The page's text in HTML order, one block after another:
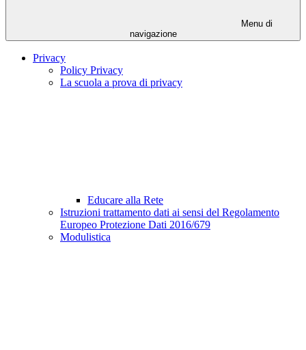
Menu di
navigazione
Privacy
Policy Privacy
La scuola a prova di privacy
Educare alla Rete
Istruzioni trattamento dati ai sensi del Regolamento
Europeo Protezione Dati 2016/679
Modulistica